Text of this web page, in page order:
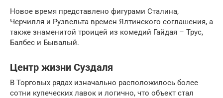
Новое время представлено фигурами Сталина,
Черчилля и Рузвельта времен Ялтинского соглашения, а
также знаменитой троицей из комедий Гайдая – Трус,
Балбес и Бывалый.
Центр жизни Суздаля
В Торговых рядах изначально расположилось более
сотни купеческих лавок и логично, что объект стал